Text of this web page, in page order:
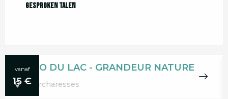
Gesproken talen
Gesproken talen
vanaf
15 €
ACCRO DU LAC - GRANDEUR NATURE
Pourcharesses